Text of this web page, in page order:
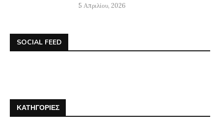
5 Απριλίου, 2026
SOCIAL FEED
ΚΑΤΗΓΟΡΊΕΣ